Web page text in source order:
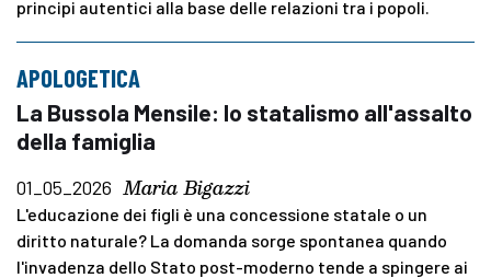
principi autentici alla base delle relazioni tra i popoli.
APOLOGETICA
La Bussola Mensile: lo statalismo all'assalto
della famiglia
01_05_2026 Maria Bigazzi
L'educazione dei figli è una concessione statale o un
diritto naturale? La domanda sorge spontanea quando
l'invadenza dello Stato post-moderno tende a spingere ai